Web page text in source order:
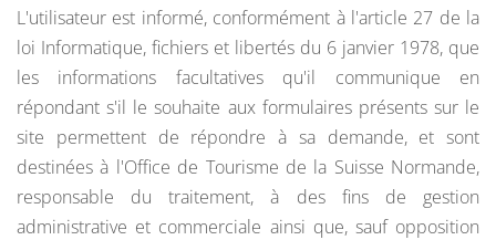
L'utilisateur est informé, conformément à l'article 27 de la
loi Informatique, fichiers et libertés du 6 janvier 1978, que
les informations facultatives qu'il communique en
répondant s'il le souhaite aux formulaires présents sur le
site permettent de répondre à sa demande, et sont
destinées à l'Office de Tourisme de la Suisse Normande,
responsable du traitement, à des fins de gestion
administrative et commerciale ainsi que, sauf opposition